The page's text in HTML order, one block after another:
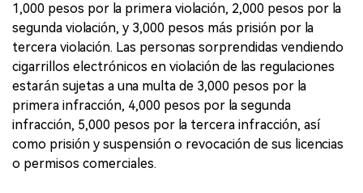
1,000 pesos por la primera violación, 2,000 pesos por la
segunda violación, y 3,000 pesos más prisión por la
tercera violación. Las personas sorprendidas vendiendo
cigarrillos electrónicos en violación de las regulaciones
estarán sujetas a una multa de 3,000 pesos por la
primera infracción, 4,000 pesos por la segunda
infracción, 5,000 pesos por la tercera infracción, así
como prisión y suspensión o revocación de sus licencias
o permisos comerciales.